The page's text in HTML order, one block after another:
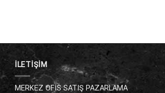
İLETİŞİM
MERKEZ OFİS SATIŞ PAZARLAMA